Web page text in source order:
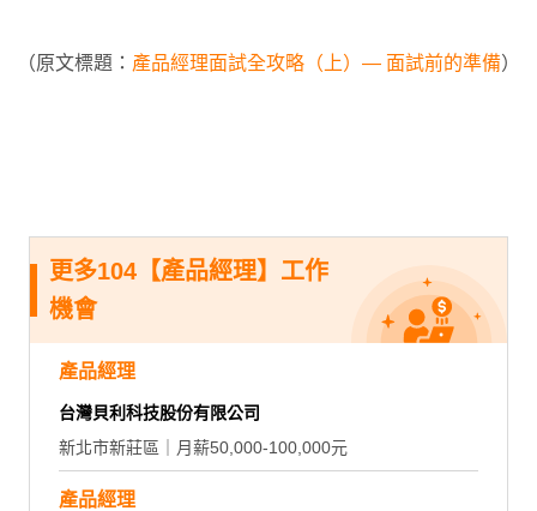
（原文標題： 產品經理面試全攻略（上）— 面試前的準備）
更多104【產品經理】工作
機會
產品經理
台灣貝利科技股份有限公司
新北市新莊區｜月薪50,000-100,000元
產品經理